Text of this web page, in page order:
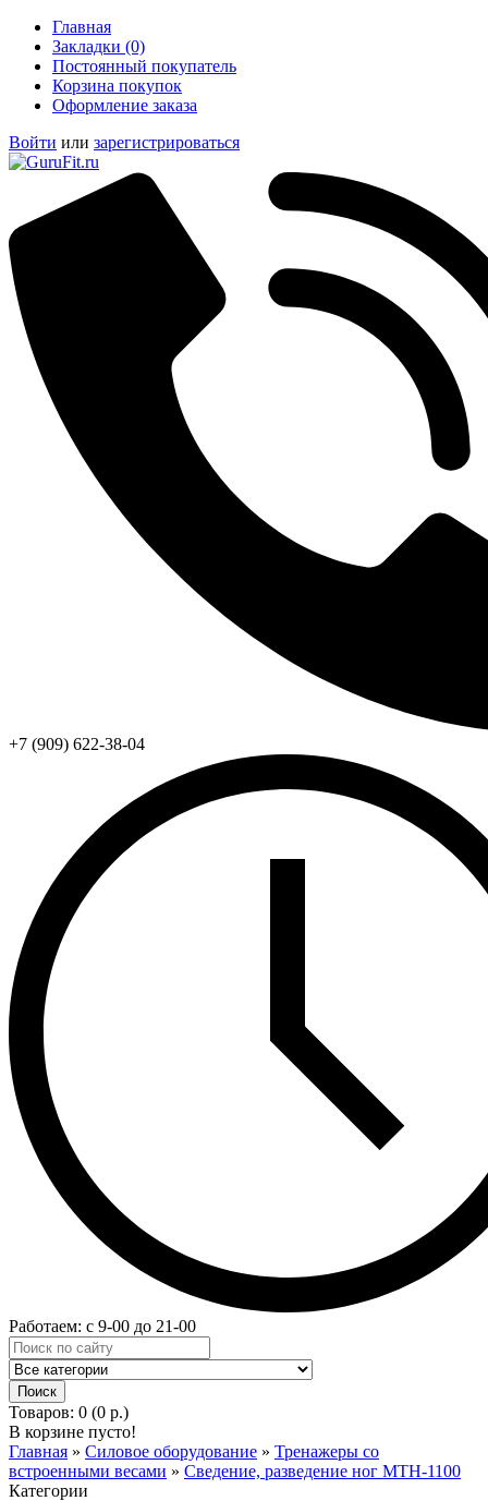
Главная
Закладки (0)
Постоянный покупатель
Корзина покупок
Оформление заказа
Войти или зарегистрироваться
+7 (909) 622-38-04
Работаем: с 9-00 до 21-00
Товаров: 0 (0 р.)
В корзине пусто!
Главная » Силовое оборудование » Тренажеры со
встроенными весами » Сведение, разведение ног MTH-1100
Категории